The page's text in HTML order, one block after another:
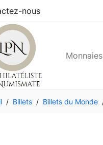
nous
Monnaies
Billets Billets du Monde